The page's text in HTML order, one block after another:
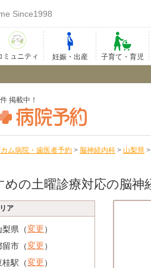
Since1998
ミュニティ 妊娠・出産 子育て・育児
掲載中！
ム病院・歯医者予約 > 脳神経内科 > 山梨県 >
めの土曜診療対応の脳神
ア
梨県（変更）
留市（変更）
桂駅（変更）